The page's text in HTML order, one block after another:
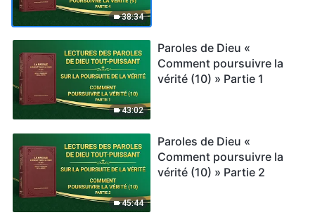
38:34
43:02
Paroles de Dieu «
Comment poursuivre la
vérité (10) » Partie 1
45:44
Paroles de Dieu «
Comment poursuivre la
vérité (10) » Partie 2